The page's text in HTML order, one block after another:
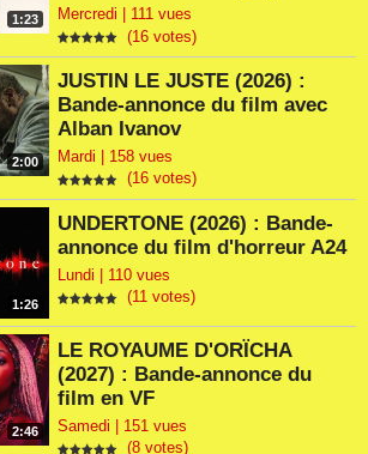
1:23
Mercredi | 111 vues
(16 votes)
2:00
JUSTIN LE JUSTE (2026) :
Bande-annonce du film avec
Alban Ivanov
Mardi | 158 vues
(16 votes)
1:26
UNDERTONE (2026) : Bande-
annonce du film d'horreur A24
Lundi | 110 vues
(11 votes)
2:46
LE ROYAUME D'ORÏCHA
(2027) : Bande-annonce du
film en VF
Samedi | 151 vues
(8 votes)